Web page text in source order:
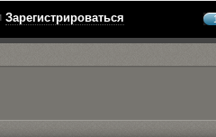
Зарегистрироваться